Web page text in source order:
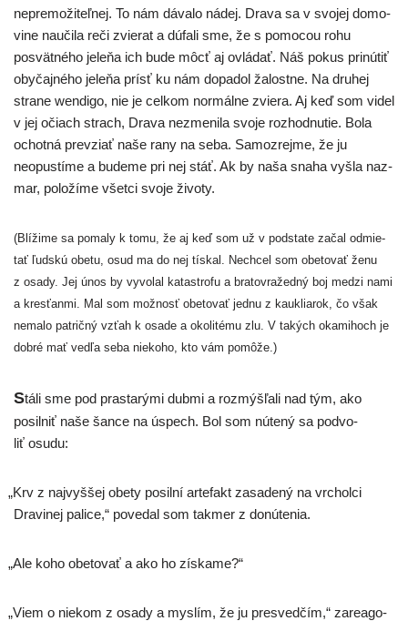
nepre­mo­ži­teľ­nej. To nám dáva­lo nádej. Drava sa v svo­jej domo­
vi­ne nauči­la reči zvie­rat a dúfa­li sme, že s pomo­cou rohu
posvät­né­ho jele­ňa ich bude môcť aj ovlá­dať. Náš pokus pri­nú­tiť
oby­čaj­né­ho jele­ňa prí­sť ku nám dopa­dol žalost­ne. Na dru­hej
stra­ne wen­di­go, nie je cel­kom nor­mál­ne zvie­ra. Aj keď som videl
v jej očiach strach, Drava nezme­ni­la svo­je roz­hod­nu­tie. Bola
ochot­ná pre­vziať naše rany na seba. Samozrejme, že ju
neopus­tí­me a bude­me pri nej stáť. Ak by naša sna­ha vyšla naz­
mar, polo­ží­me všet­ci svo­je životy.
(Blížime sa poma­ly k tomu, že aj keď som už v pod­sta­te začal odmie­
tať ľud­skú obe­tu, osud ma do nej tís­kal. Nechcel som obe­to­vať ženu
z osa­dy. Jej únos by vyvo­lal kata­stro­fu a bra­to­vra­žed­ný boj medzi nami
a kres­ťan­mi. Mal som mož­nosť obe­to­vať jed­nu z kauk­lia­rok, čo však
nema­lo pat­rič­ný vzťah k osa­de a oko­li­té­mu zlu. V takých oka­mi­hoch je
dob­ré mať ved­ľa seba nie­ko­ho, kto vám pomôže.)
Stáli sme pod pras­ta­rý­mi dub­mi a roz­mýš­ľa­li nad tým, ako
posil­niť naše šan­ce na úspech. Bol som núte­ný sa pod­vo­
liť osudu:
„Krv z naj­vyš­šej obe­ty posil­ní arte­fakt zasa­de­ný na vrchol­ci
Dravinej pali­ce,“ pove­dal som tak­mer z donútenia.
„Ale koho obe­to­vať a ako ho získame?“
„Viem o nie­kom z osa­dy a mys­lím, že ju pre­sved­čím,“ zare­a­go­